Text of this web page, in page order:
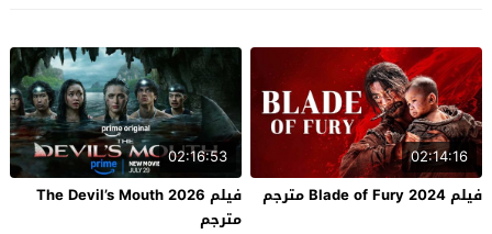
02:14:16
فيلم Blade of Fury 2024 مترجم
02:16:53
فيلم The Devil’s Mouth 2026
مترجم